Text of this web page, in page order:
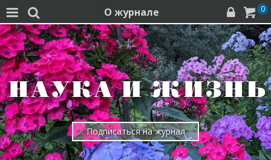
  О журнале   0
Подписаться на журнал